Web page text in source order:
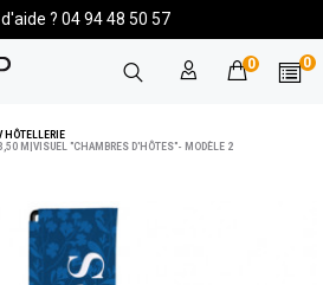
? 04 94 48 50 57
0 0
HÔTELLERIE
M|VISUEL "CHAMBRES D'HÔTES"- MODÈLE 2